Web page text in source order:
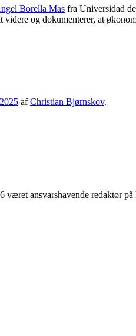
Borella Mas fra Universidad
og dokumenterer, at
afChristian Bjørnskov.
ansvarshavende redaktør på